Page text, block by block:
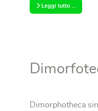
Leggi tutto …
Dimorphotheca